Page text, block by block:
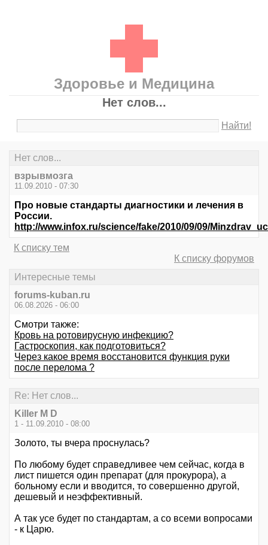
Здоровье и Медицина
Нет слов...
Найти!
Нет слов...
взрывмозга
11.09.2010 - 07:30
Про новые стандарты диагностики и лечения в
России.
http://www.infox.ru/science/fake/2010/09/09/
К списку тем
К списку форумов
Интересные темы
forums-kuban.ru
06.08.2026 - 06:00
Смотри также:
Кровь на ротовирусную инфекцию?
Гастроскопия, как подготовиться?
Через какое время восстановится функция руки
после перелома ?
Re: Нет слов...
Killer M D
1 - 11.09.2010 - 08:00
Золото, ты вчера проснулась?
По любому будет справедливее чем сейчас, когда в
лист пишется один препарат (для прокурора), а
больному если и вводится, то совершенно другой,
дешевый и неэффективный.
А так усе будет по стандартам, а со всеми вопросами
- к Царю.